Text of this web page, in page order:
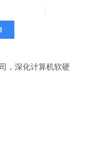
，深化计算机软硬